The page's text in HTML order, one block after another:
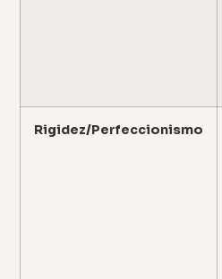
Rigidez/Perfeccionismo